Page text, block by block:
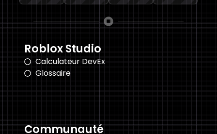
Roblox Studio
Calculateur DevEx
Glossaire
Communauté